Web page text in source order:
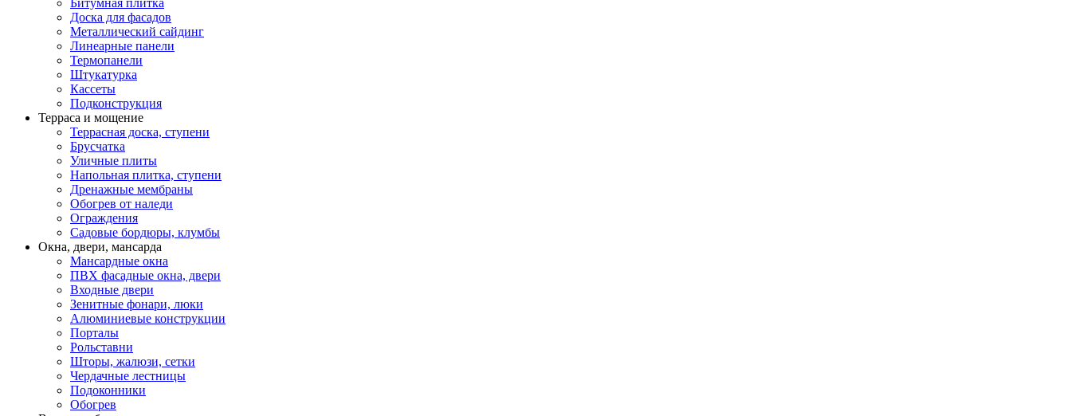
Доска для фасадов
Металлический сайдинг
Линеарные панели
Термопанели
Штукатурка
Кассеты
Подконструкция
Терраса и мощение
Террасная доска, ступени
Брусчатка
Уличные плиты
Напольная плитка, ступени
Дренажные мембраны
Обогрев от наледи
Ограждения
Садовые бордюры, клумбы
Окна, двери, мансарда
Мансардные окна
ПВХ фасадные окна, двери
Входные двери
Зенитные фонари, люки
Алюминиевые конструкции
Порталы
Рольставни
Шторы, жалюзи, сетки
Чердачные лестницы
Подоконники
Обогрев